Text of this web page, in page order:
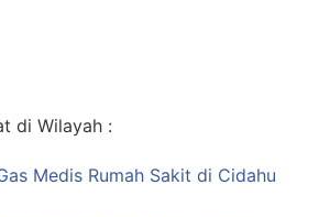
di Wilayah :
Medis Rumah Sakit di Cidahu